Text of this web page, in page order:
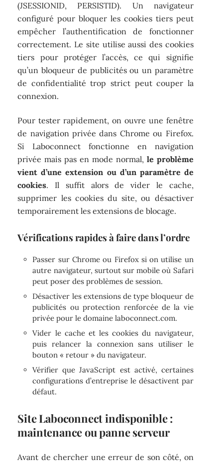
(JSESSIONID, PERSISTID). Un navigateur
configuré pour bloquer les cookies tiers peut
empêcher l’authentification de fonctionner
correctement. Le site utilise aussi des cookies
tiers pour protéger l’accès, ce qui signifie
qu’un bloqueur de publicités ou un paramètre
de confidentialité trop strict peut couper la
connexion.
Pour tester rapidement, on ouvre une fenêtre
de navigation privée dans Chrome ou Firefox.
Si Laboconnect fonctionne en navigation
privée mais pas en mode normal, le problème
vient d’une extension ou d’un paramètre de
cookies. Il suffit alors de vider le cache,
supprimer les cookies du site, ou désactiver
temporairement les extensions de blocage.
Vérifications rapides à faire dans l’ordre
Passer sur Chrome ou Firefox si on utilise un
autre navigateur, surtout sur mobile où Safari
peut poser des problèmes de session.
Désactiver les extensions de type bloqueur de
publicités ou protection renforcée de la vie
privée pour le domaine laboconnect.com.
Vider le cache et les cookies du navigateur,
puis relancer la connexion sans utiliser le
bouton « retour » du navigateur.
Vérifier que JavaScript est activé, certaines
configurations d’entreprise le désactivent par
défaut.
Site Laboconnect indisponible :
maintenance ou panne serveur
Avant de chercher une erreur de son côté, on